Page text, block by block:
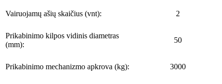
Vairuojamų ašių skaičius (vnt): 2
Prikabinimo kilpos vidinis diametras
(mm):
50
Prikabinimo mechanizmo apkrova (kg): 3000